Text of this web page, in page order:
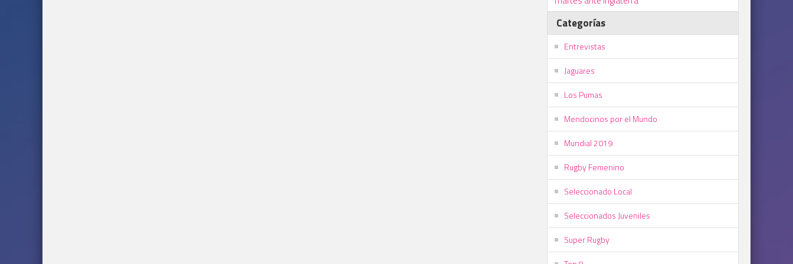
Categorías
Entrevistas
Jaguares
Los Pumas
Mendocinos por el Mundo
Mundial 2019
Rugby Femenino
Seleccionado Local
Seleccionados Juveniles
Super Rugby